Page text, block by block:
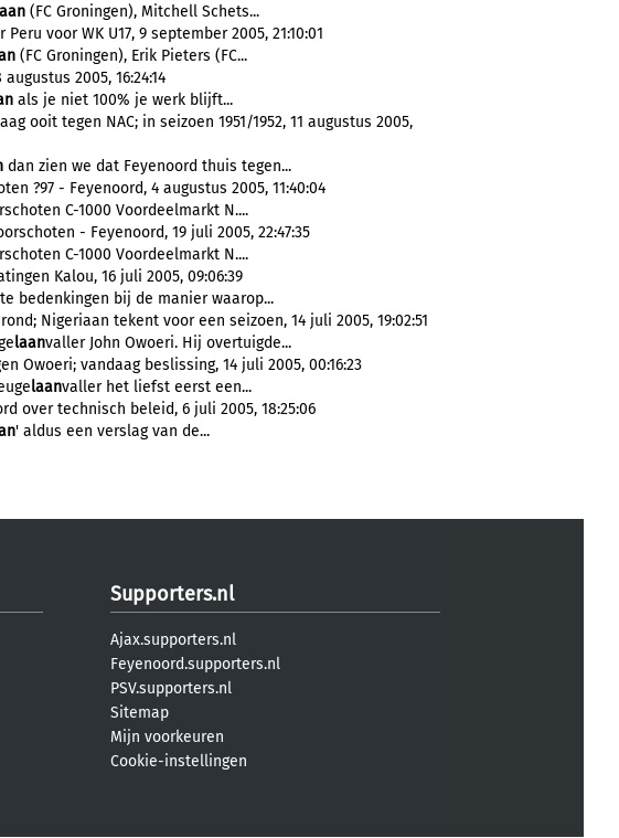
(FC Groningen), Mitchell Schets...
voor WK U17, 9 september 2005, 21:10:01
(FC Groningen), Erik Pieters (FC...
2005, 16:24:14
als je niet 100% je werk blijft...
ooit tegen NAC; in seizoen 1951/1952, 11 augustus 2005,
dan zien we dat Feyenoord thuis tegen...
?97 - Feyenoord, 4 augustus 2005, 11:40:04
C-1000 Voordeelmarkt N....
- Feyenoord, 19 juli 2005, 22:47:35
C-1000 Voordeelmarkt N....
Kalou, 16 juli 2005, 09:06:39
bedenkingen bij de manier waarop...
Nigeriaan tekent voor een seizoen, 14 juli 2005, 19:02:51
laanvaller John Owoeri. Hij overtuigde...
Owoeri; vandaag beslissing, 14 juli 2005, 00:16:23
laanvaller het liefst eerst een...
over technisch beleid, 6 juli 2005, 18:25:06
' aldus een verslag van de...
Supporters.nl
Ajax.supporters.nl
Feyenoord.supporters.nl
PSV.supporters.nl
Sitemap
Mijn voorkeuren
Cookie-instellingen